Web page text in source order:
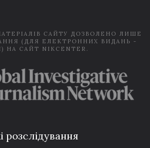
САЙТУ ДОЗВОЛЕНО ЛИШЕ
(ДЛЯ ЕЛЕКТРОННИХ ВИДАНЬ -
НА САЙТ NIKCENTER.
розслідування